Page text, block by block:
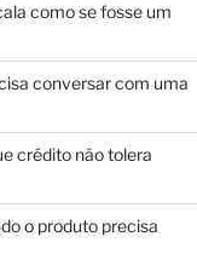
como se fosse um
conversar com uma
crédito não tolera
o produto precisa